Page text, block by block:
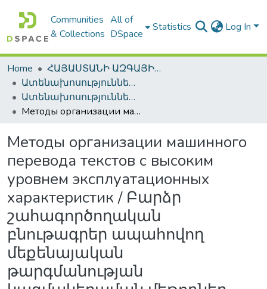
Communities
& Collections
All of
DSpace
Statistics Log In
Home
ՀԱՅԱՍՏԱՆԻ ԱԶԳԱՅԻՆ ԳՐԱԴԱՐԱՆԻ ԹՎԱՅԻՆ ՊԱՀՈՑ / DIGITAL REPOSITORY OF NLA
Ատենախոսություններ և սեղմագրեր / Theses & Abstracts
Ատենախոսություններ և սեղմագրեր / Theses & Abstracts
Методы организации машинного перевода текстов с высоким уровнем эксплуатационных характеристик / Բարձր շահագործողական բնութագրեր ապահովող մեքենայական թարգմանության կազմակերպման մեթոդներ
Методы организации машинного
перевода текстов с высоким
уровнем эксплуатационных
характеристик / Բարձր
շահագործողական
բնութագրեր ապահովող
մեքենայական
թարգմանության